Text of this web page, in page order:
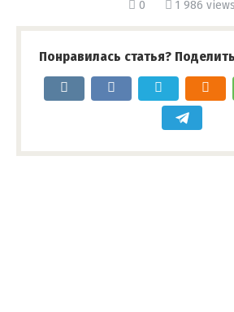
0 1 986 views
Понравилась статья?